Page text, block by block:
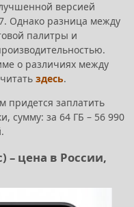
версией
Однако разница между
палитры и
о различиях между
здесь.
придется заплатить
сумму: за 64 ГБ – 56 990
– цена в России,